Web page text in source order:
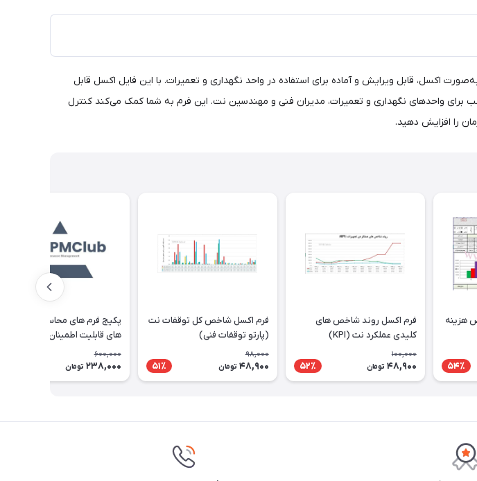
اکسل، قابل ویرایش و آماده برای استفاده در واحد نگهداری و تعمیرات. با این فایل اکسل قابل
واحدهای نگهداری و تعمیرات، مدیران فنی و مهندسین نت. این فرم به شما کمک می‌کند کنترل
را افزایش دهید.
هزینه
54٪
فرم اکسل روند شاخص های
کلیدی عملکرد نت (KPI)
100,000
48,900 تومان 52٪
فرم اکسل شاخص کل توقفات نت
(پارتو توقفات فنی)
98,000
48,900 تومان 51٪
پکیج فرم های محاسبه شاخص
های قابلیت اطمینان تجهیزات
600,000
238,000 تومان